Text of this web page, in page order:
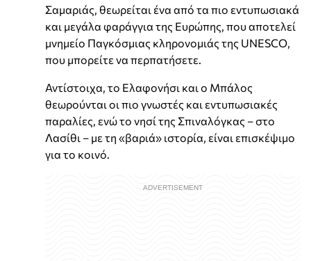
Σαμαριάς, θεωρείται ένα από τα πιο εντυπωσιακά
και μεγάλα φαράγγια της Ευρώπης, που αποτελεί
μνημείο Παγκόσμιας κληρονομιάς της UNESCO,
που μπορείτε να περπατήσετε.
Αντίστοιχα, το Ελαφονήσι και ο Μπάλος
θεωρούνται οι πιο γνωστές και εντυπωσιακές
παραλίες, ενώ το νησί της Σπιναλόγκας – στο
Λασίθι – με τη «βαριά» ιστορία, είναι επισκέψιμο
για το κοινό.